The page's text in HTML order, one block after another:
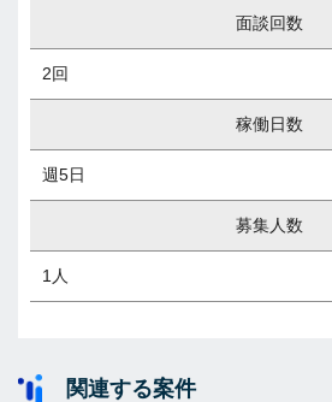
面談回数
2回
稼働日数
週5日
募集人数
1人
関連する案件